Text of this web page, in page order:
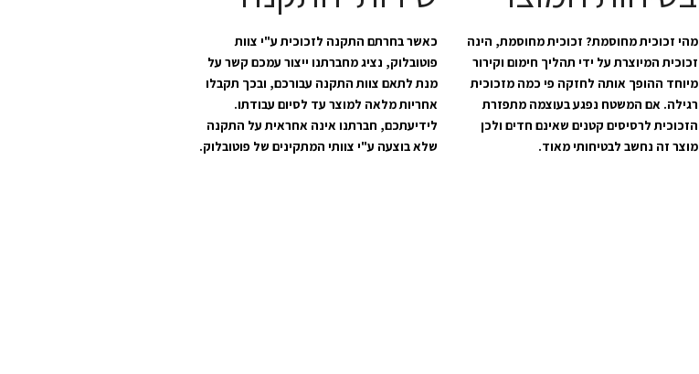
מהי זכוכית מחוסמת? זכוכית מחוסמת, הינה
זכוכית המיוצרת על ידי תהליך חימום וקירור
מיוחד ההופך אותה לחזקה פי כמה מזכוכית
רגילה. אם המשטח נפגע בעוצמה מתפזרת
הזכוכית לרסיסים קטנים שאינם חדים ולכן
מוצר זה נחשב לבטיחותי מאוד.
כאשר בחרתם התקנה לזכוכית ע"י צוות
פוטובלוק, נציג מחברתנו ייצור עמכם קשר על
מנת לתאם צוות התקנה עבורכם, ובכך תקבלו
אחריות מלאה למוצר עד לסיום עבודתו.
לידיעתכם, חברתנו אינה אחראית על התקנה
שלא בוצעה ע"י צוותי המתקינים של פוטובלוק.